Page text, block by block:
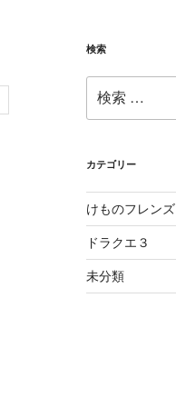
検索
索:
カテゴリー
けものフレンズ
ドラクエ３
未分類